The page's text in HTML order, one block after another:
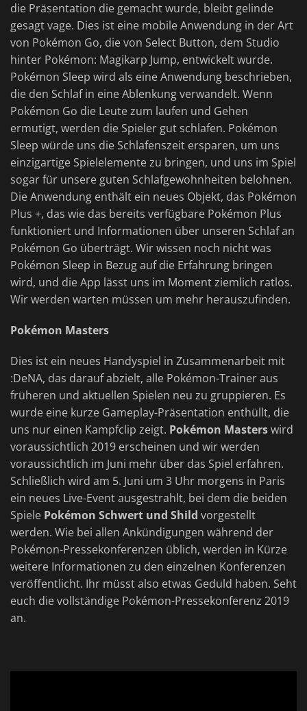
die Präsentation die gemacht wurde, bleibt gelinde
gesagt vage. Dies ist eine mobile Anwendung in der Art
von Pokémon Go, die von Select Button, dem Studio
hinter Pokémon: Magikarp Jump, entwickelt wurde.
Pokémon Sleep wird als eine Anwendung beschrieben,
die den Schlaf in eine Ablenkung verwandelt. Wenn
Pokémon Go die Leute zum laufen und Gehen
ermutigt, werden die Spieler gut schlafen. Pokémon
Sleep würde uns die Schlafenszeit ersparen, um uns
einzigartige Spielelemente zu bringen, und uns im Spiel
sogar für unsere guten Schlafgewohnheiten belohnen.
Die Anwendung enthält ein neues Objekt, das Pokémon
Plus +, das wie das bereits verfügbare Pokémon Plus
funktioniert und Informationen über unseren Schlaf an
Pokémon Go überträgt. Wir wissen noch nicht was
Pokémon Sleep in Bezug auf die Erfahrung bringen
wird, und die App lässt uns im Moment ziemlich ratlos.
Wir werden warten müssen um mehr herauszufinden.
Pokémon Masters
Dies ist ein neues Handyspiel in Zusammenarbeit mit
:DeNA, das darauf abzielt, alle Pokémon-Trainer aus
früheren und aktuellen Spielen neu zu gruppieren. Es
wurde eine kurze Gameplay-Präsentation enthüllt, die
uns nur einen Kampfclip zeigt. Pokémon Masterswird
voraussichtlich 2019 erscheinen und wir werden
voraussichtlich im Juni mehr über das Spiel erfahren.
Schließlich wird am 5. Juni um 3 Uhr morgens in Paris
ein neues Live-Event ausgestrahlt, bei dem die beiden
Spiele Pokémon Schwert und Shild vorgestellt
werden. Wie bei allen Ankündigungen während der
Pokémon-Pressekonferenzen üblich, werden in Kürze
weitere Informationen zu den einzelnen Konferenzen
veröffentlicht. Ihr müsst also etwas Geduld haben. Seht
euch die vollständige Pokémon-Pressekonferenz 2019
an.